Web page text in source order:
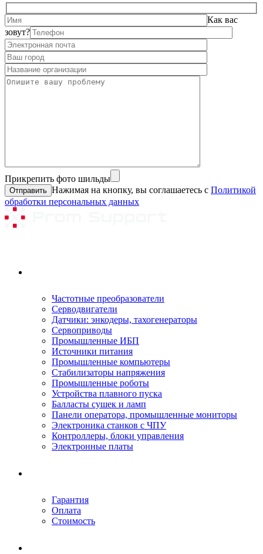
Как вас
зовут?
Прикрепить фото шильды
Нажимая на кнопку, вы соглашаетесь с Политикой
обработки персональных данных
Частотные преобразователи
Серводвигатели
Датчики: энкодеры, тахогенераторы
Сервоприводы
Промышленные ИБП
Источники питания
Промышленные компьютеры
Стабилизаторы напряжения
Промышленные роботы
Устройства плавного пуска
Балласты сушек и ламп
Панели оператора, промышленные мониторы
Электроника станков с ЧПУ
Контроллеры, блоки управления
Электронные платы
Гарантия
Оплата
Стоимость